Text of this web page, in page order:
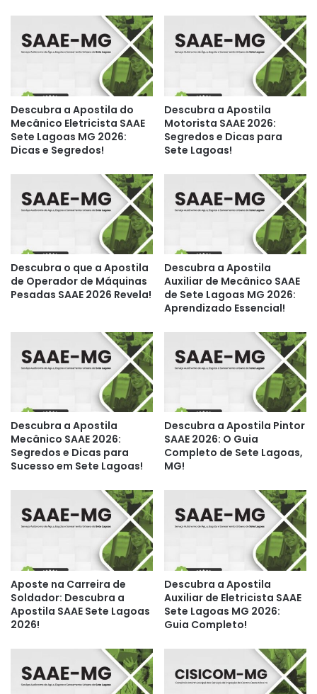
Descubra a Apostila do
Mecânico Eletricista SAAE
Sete Lagoas MG 2026:
Dicas e Segredos!
Descubra a Apostila
Motorista SAAE 2026:
Segredos e Dicas para
Sete Lagoas!
Descubra o que a Apostila
de Operador de Máquinas
Pesadas SAAE 2026 Revela!
Descubra a Apostila
Auxiliar de Mecânico SAAE
de Sete Lagoas MG 2026:
Aprendizado Essencial!
Descubra a Apostila
Mecânico SAAE 2026:
Segredos e Dicas para
Sucesso em Sete Lagoas!
Descubra a Apostila Pintor
SAAE 2026: O Guia
Completo de Sete Lagoas,
MG!
Aposte na Carreira de
Soldador: Descubra a
Apostila SAAE Sete Lagoas
2026!
Descubra a Apostila
Auxiliar de Eletricista SAAE
Sete Lagoas MG 2026:
Guia Completo!